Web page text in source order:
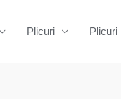
Plicuri Plicuri